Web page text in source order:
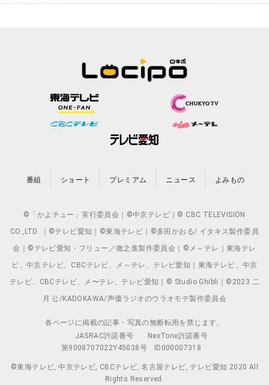
番組 ショート プレミアム ニュース よみもの
©「かよチュー」実行委員会｜©中京テレビ｜© CBC TELEVISION
CO.,LTD. ｜©テレビ愛知｜©東海テレビ｜©多田かおる/ イタキス製作委員
会｜©テレビ愛知・フリュー／徹之進製作委員会｜©メ～テレ｜東海テレ
ビ、中京テレビ、CBCテレビ、メ～テレ、テレビ愛知｜東海テレビ、中京
テレビ、CBCテレビ、メ〜テレ、テレビ愛知｜© Studio Ghibli｜©2023 二
月 公/KADOKAWA/声優ラジオのウラオモテ製作委員会
各ページに掲載の記事・写真の無断転用を禁じます。
JASRAC許諾番号
NexTone許諾番号
第9008707022Y45038号
ID000007318
©東海テレビ, 中京テレビ, CBCテレビ, 名古屋テレビ, テレビ愛知 2020 All
Rights Reserved.